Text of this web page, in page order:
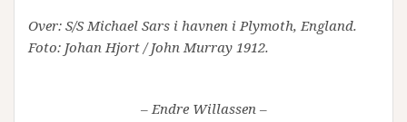
Over: S/S Michael Sars i havnen i Plymoth, England.
Foto: Johan Hjort / John Murray 1912.
– Endre Willassen –